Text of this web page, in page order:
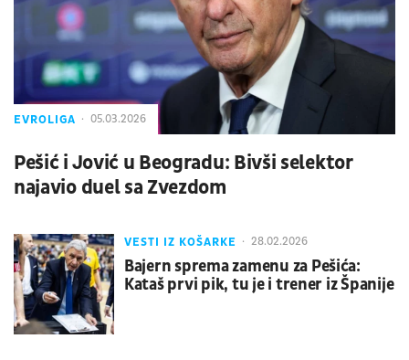
EVROLIGA 05.03.2026
Pešić i Jović u Beogradu: Bivši selektor
najavio duel sa Zvezdom
VESTI IZ KOŠARKE 28.02.2026
Bajern sprema zamenu za Pešića:
Kataš prvi pik, tu je i trener iz Španije